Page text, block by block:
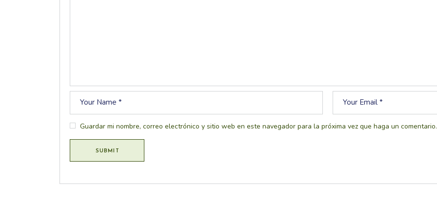
Guardar mi nombre, correo electrónico y sitio web en este navegador para la próxima vez que haga un comentario.
SUBMIT